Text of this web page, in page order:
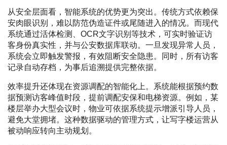
从安全层面看，智能系统的优势更为突出。传统方式依赖保
安肉眼识别，难以防范伪造证件或尾随进入的情况。而现代
系统通过活体检测、OCR文字识别等技术，可实时验证访
客身份真实性，并与公安数据库联动。一旦发现异常人员，
系统会立即触发警报，有效阻断安全隐患。同时，所有访客
记录自动存档，为事后追溯提供完整依据。
效率提升还体现在资源调配的智能化上。系统能根据预约数
据预测访客峰值时段，提前调配安保和电梯资源。例如，某
楼层举办大型会议时，物业可依据系统提示增派引导人员，
避免大堂拥堵。这种数据驱动的管理方式，让写字楼运营从
被动响应转向主动规划。